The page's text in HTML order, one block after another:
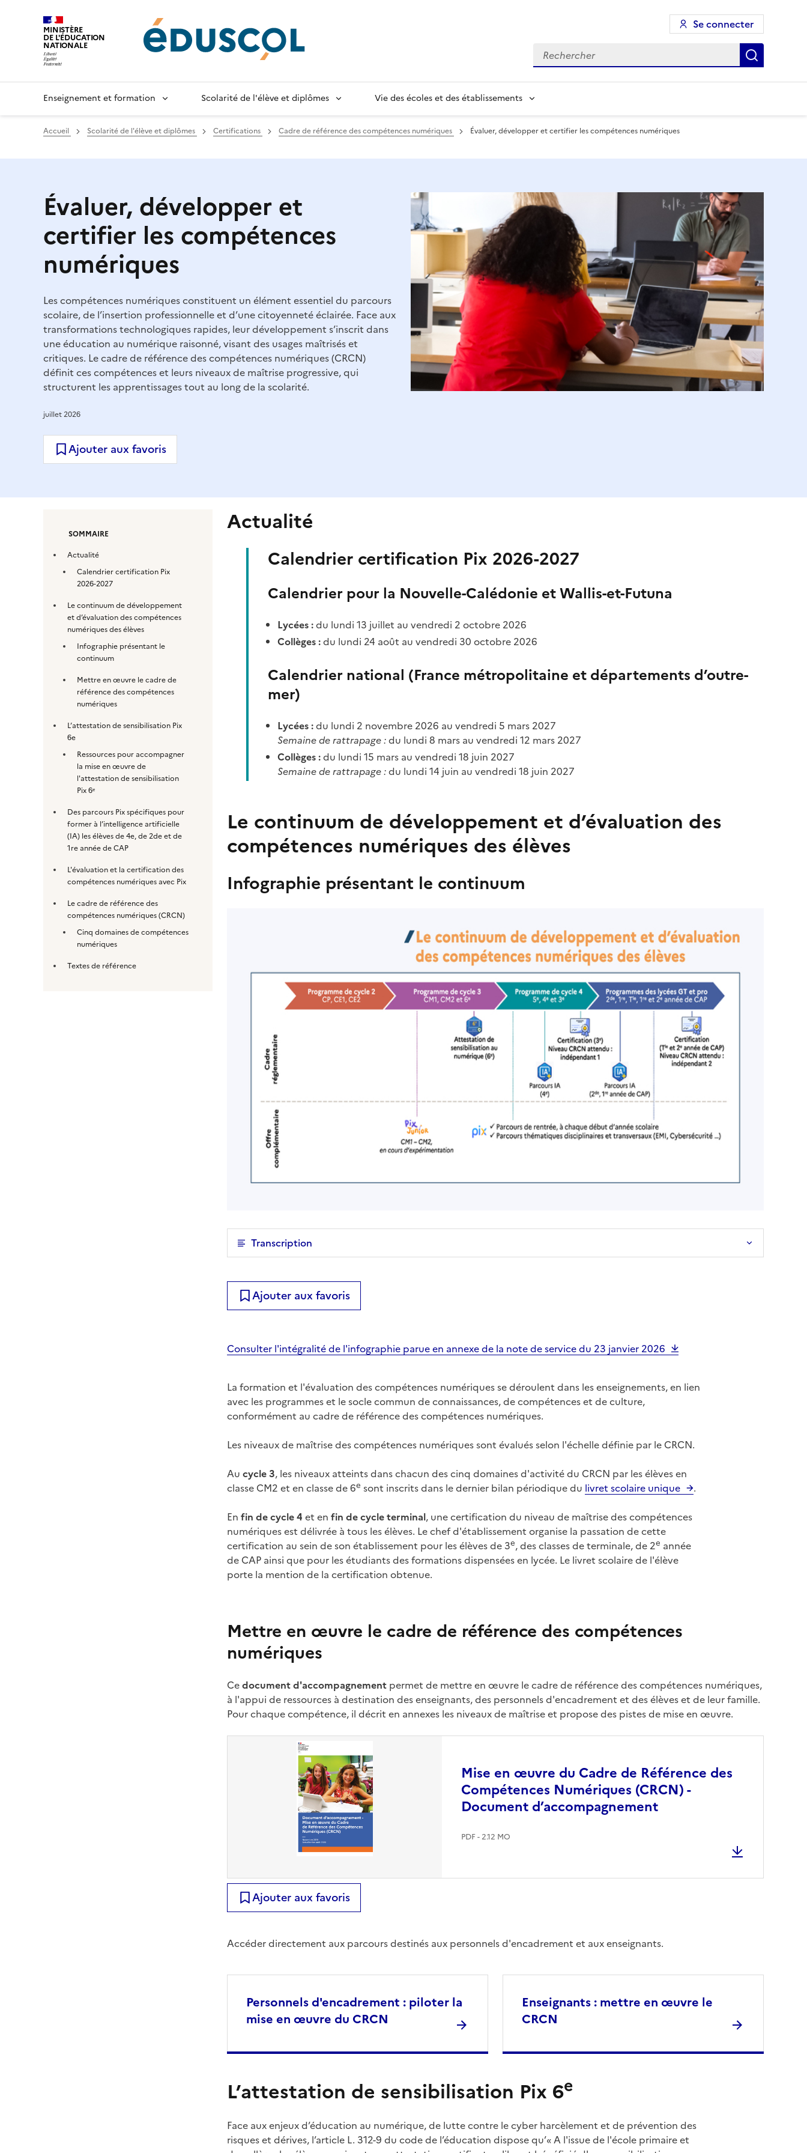
MINISTÈRE
DE L'ÉDUCATION
NATIONALE
Se connecter
Rechercher
Enseignement et formation Scolarité de l'élève et diplômes Vie des écoles et des établissements
Accueil Scolarité de l'élève et diplômes Certifications Cadre de référence des compétences numériques Évaluer, développer et certifier les compétences numériques
Évaluer, développer et
certifier les compétences
numériques
Les compétences numériques constituent un élément essentiel du parcours
scolaire, de l’insertion professionnelle et d’une citoyenneté éclairée. Face aux
transformations technologiques rapides, leur développement s’inscrit dans
une éducation au numérique raisonné, visant des usages maîtrisés et
critiques. Le cadre de référence des compétences numériques (CRCN)
définit ces compétences et leurs niveaux de maîtrise progressive, qui
structurent les apprentissages tout au long de la scolarité.
juillet 2026
Ajouter aux favoris
SOMMAIRE
Actualité
Calendrier certification Pix
2026-2027
Le continuum de développement
et d’évaluation des compétences
numériques des élèves
Infographie présentant le
continuum
Mettre en œuvre le cadre de
référence des compétences
numériques
L’attestation de sensibilisation Pix
6e
Ressources pour accompagner
la mise en œuvre de
l'attestation de sensibilisation
Pix 6ᵉ
Des parcours Pix spécifiques pour
former à l’intelligence artificielle
(IA) les élèves de 4e, de 2de et de
1re année de CAP
L'évaluation et la certification des
compétences numériques avec Pix
Le cadre de référence des
compétences numériques (CRCN)
Cinq domaines de compétences
numériques
Textes de référence
Actualité
Calendrier certification Pix 2026-2027
Calendrier pour la Nouvelle-Calédonie et Wallis-et-Futuna
Lycées :du lundi 13 juillet au vendredi 2 octobre 2026
Collèges :du lundi 24 août au vendredi 30 octobre 2026
Calendrier national (France métropolitaine et départements d’outre-
mer)
Lycées :du lundi 2 novembre 2026 au vendredi 5 mars 2027
Semaine de rattrapage :du lundi 8 mars au vendredi 12 mars 2027
Collèges :du lundi 15 mars au vendredi 18 juin 2027
Semaine de rattrapage :du lundi 14 juin au vendredi 18 juin 2027
Le continuum de développement et d’évaluation des
compétences numériques des élèves
Infographie présentant le continuum
Transcription
Ajouter aux favoris
Consulter l'intégralité de l'infographie parue en annexe de la note de service du 23 janvier 2026
La formation et l'évaluation des compétences numériques se déroulent dans les enseignements, en lien
avec les programmes et le socle commun de connaissances, de compétences et de culture,
conformément au cadre de référence des compétences numériques.
Les niveaux de maîtrise des compétences numériques sont évalués selon l'échelle définie par le CRCN.
Au cycle 3, les niveaux atteints dans chacun des cinq domaines d'activité du CRCN par les élèves en
classe CM2 et en classe de 6e sont inscrits dans le dernier bilan périodique du livret scolaire unique
.
En fin de cycle 4 et en fin de cycle terminal, une certification du niveau de maîtrise des compétences
numériques est délivrée à tous les élèves. Le chef d'établissement organise la passation de cette
certification au sein de son établissement pour les élèves de 3e, des classes de terminale, de 2e année
de CAP ainsi que pour les étudiants des formations dispensées en lycée. Le livret scolaire de l'élève
porte la mention de la certification obtenue.
Mettre en œuvre le cadre de référence des compétences
numériques
Cedocument d'accompagnement permet de mettre en œuvre le cadre de référence des compétences numériques,
à l'appui de ressources à destination des enseignants, des personnels d'encadrement et des élèves et de leur famille.
Pour chaque compétence, il décrit en annexes les niveaux de maîtrise et propose des pistes de mise en œuvre.
Mise en œuvre du Cadre de Référence des
Compétences Numériques (CRCN) -
Document d’accompagnement
PDF - 2.12 MO
Ajouter aux favoris
Accéder directement aux parcours destinés aux personnels d'encadrement et aux enseignants.
Personnels d'encadrement : piloter la
mise en œuvre du CRCN
Enseignants : mettre en œuvre le
CRCN
L’attestation de sensibilisation Pix 6e
Face aux enjeux d’éducation au numérique, de lutte contre le cyber harcèlement et de prévention des
risques et dérives, l’article L. 312-9 du code de l’éducation dispose qu’« A l'issue de l'école primaire et